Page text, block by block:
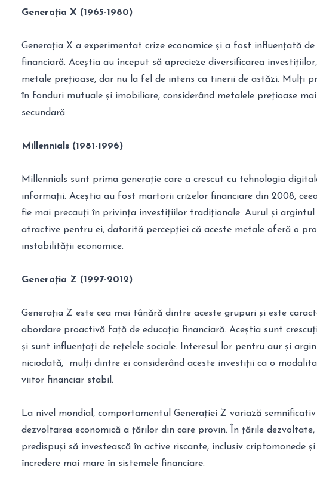
Generația X (1965-1980)
Generația X a experimentat crize economice și a fost influențată
financiară. Aceștia au început să aprecieze diversificarea
metale prețioase, dar nu la fel de intens ca tinerii de astăzi. Mulți
în fonduri mutuale și imobiliare, considerând metalele prețioase
secundară.
Millennials (1981-1996)
Millennials sunt prima generație care a crescut cu tehnologia
informații. Aceștia au fost martorii crizelor financiare din 2008,
fie mai precauți în privința investițiilor tradiționale. Aurul și
atractive pentru ei, datorită percepției că aceste metale oferă o
instabilității economice.
Generația Z (1997-2012)
Generația Z este cea mai tânără dintre aceste grupuri și este
abordare proactivă față de educația financiară. Aceștia sunt
și sunt influențați de rețelele sociale. Interesul lor pentru aur și
niciodată, mulți dintre ei considerând aceste investiții ca o
viitor financiar stabil.
La nivel mondial, comportamentul Generației Z variază
dezvoltarea economică a țărilor din care provin. În țările
predispuși să investească în active riscante, inclusiv criptomonede
încredere mai mare în sistemele financiare.